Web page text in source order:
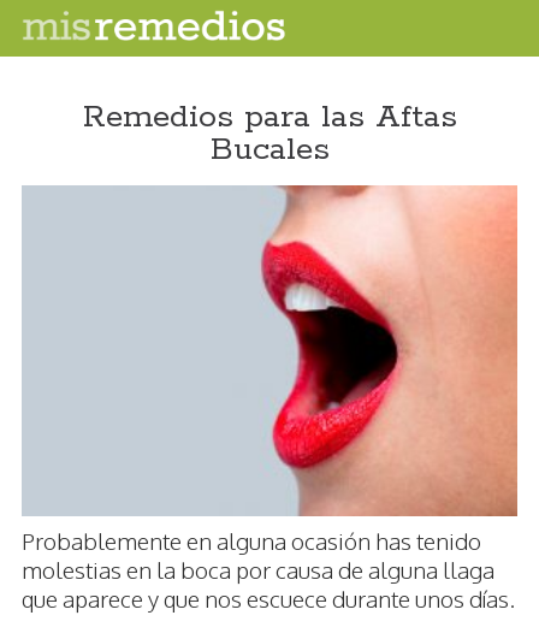
Remedios para las Aftas
Bucales
Probablemente en alguna ocasión has tenido
molestias en la boca por causa de alguna llaga
que aparece y que nos escuece durante unos días.